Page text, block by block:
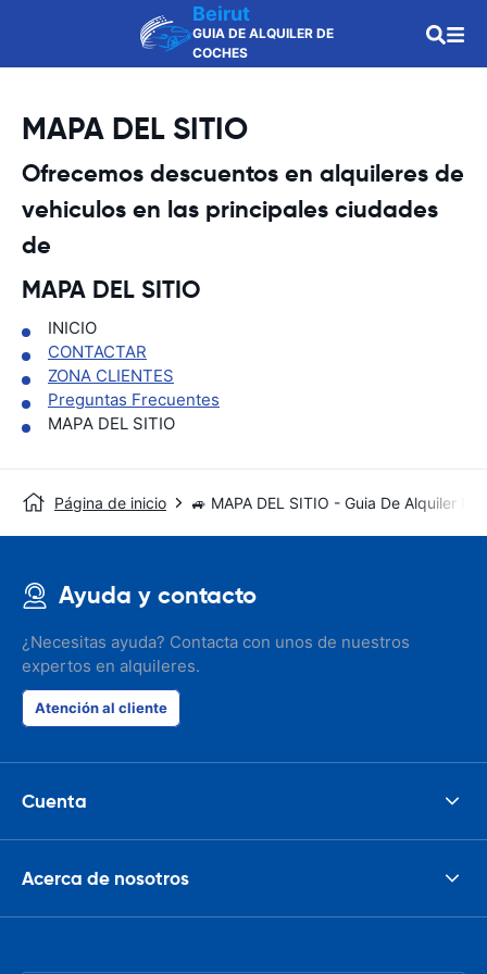
Beirut
GUIA DE ALQUILER DE
COCHES
MAPA DEL SITIO
Ofrecemos descuentos en alquileres de
vehiculos en las principales ciudades
de
MAPA DEL SITIO
INICIO
CONTACTAR
ZONA CLIENTES
Preguntas Frecuentes
MAPA DEL SITIO
Página de inicio 🚙 MAPA DEL SITIO - Guia De Alquiler De
Ayuda y contacto
¿Necesitas ayuda? Contacta con unos de nuestros
expertos en alquileres.
Atención al cliente
Cuenta
Acerca de nosotros